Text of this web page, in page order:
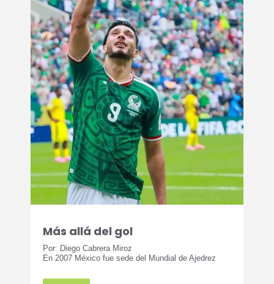
Más allá del gol
Por: Diego Cabrera Miroz
En 2007 México fue sede del Mundial de Ajedrez